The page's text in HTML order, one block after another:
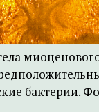
бактерии.